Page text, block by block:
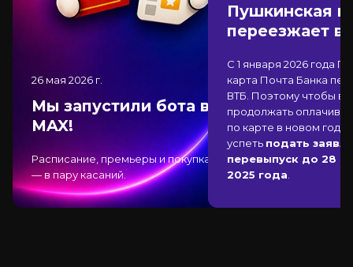
26 мая 2026 г.
Мы запустили бота в
MAX!
Расписание, премьеры и покупка
— в пару касаний.
Пушкинская
переезжает в
С 1 января 2026 года
карта Почта Банка
ВТБ . Поэтому чтобы
продолжать
по карте в новом
успеть подать
перевыпуск до 28
2025 года